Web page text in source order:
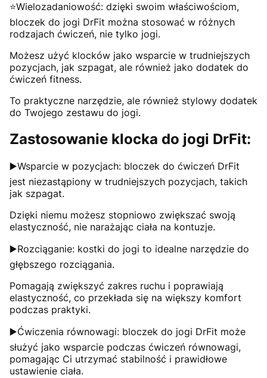
⭐️Wielozadaniowość: dzięki swoim właściwościom,
bloczek do jogi DrFit można stosować w różnych
rodzajach ćwiczeń, nie tylko jogi.
Możesz użyć klocków jako wsparcie w trudniejszych
pozycjach, jak szpagat, ale również jako dodatek do
ćwiczeń fitness.
To praktyczne narzędzie, ale również stylowy dodatek
do Twojego zestawu do jogi.
Zastosowanie klocka do jogi DrFit:
▶️Wsparcie w pozycjach: bloczek do ćwiczeń DrFit
jest niezastąpiony w trudniejszych pozycjach, takich
jak szpagat.
Dzięki niemu możesz stopniowo zwiększać swoją
elastyczność, nie narażając ciała na kontuzje.
▶️Rozciąganie: kostki do jogi to idealne narzędzie do
głębszego rozciągania.
Pomagają zwiększyć zakres ruchu i poprawiają
elastyczność, co przekłada się na większy komfort
podczas praktyki.
▶️Ćwiczenia równowagi: bloczek do jogi DrFit może
służyć jako wsparcie podczas ćwiczeń równowagi,
pomagając Ci utrzymać stabilność i prawidłowe
ustawienie ciała.